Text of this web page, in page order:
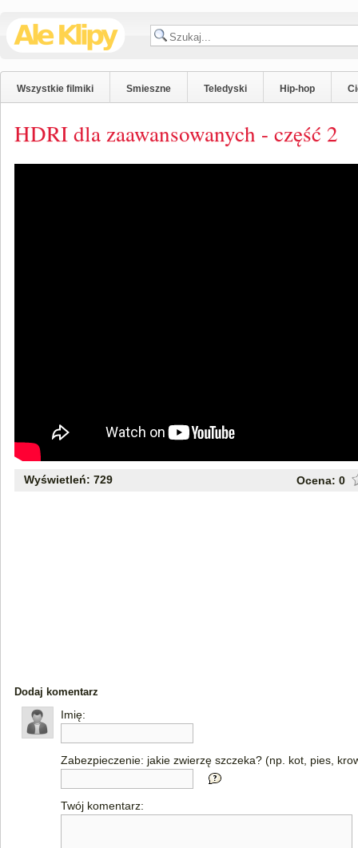
Wszystkie filmiki Smieszne Teledyski Hip-hop
HDRI dla zaawansowanych - część 2
Wyświetleń: 729 Ocena: 0
Dodaj komentarz
Imię:
Zabezpieczenie: jakie zwierzę szczeka? (np. kot, pies,
Twój komentarz: